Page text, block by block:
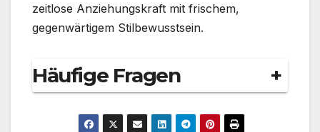
zeitlose Anziehungskraft mit frischem,
gegenwärtigem Stilbewusstsein.
Häufige Fragen +